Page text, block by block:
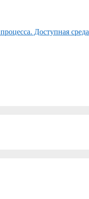
Доступная среда